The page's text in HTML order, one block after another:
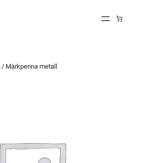
/ Märkpenna metall